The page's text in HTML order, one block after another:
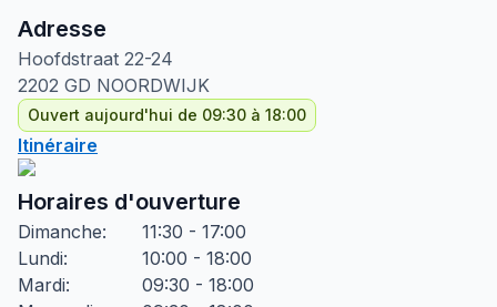
Adresse
Hoofdstraat 22-24
2202 GD NOORDWIJK
Ouvert aujourd'hui de 09:30 à 18:00
Itinéraire
Horaires d'ouverture
Dimanche:
11:30 - 17:00
Lundi:
10:00 - 18:00
Mardi:
09:30 - 18:00